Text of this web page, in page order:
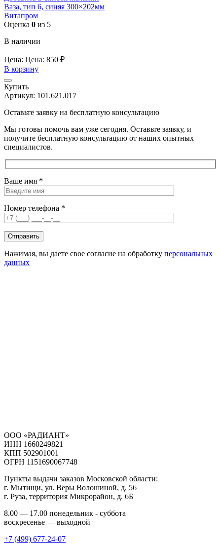
Ваза, тип 6, синяя 300×202мм
Витапром
Оценка 0 из 5
В наличии
Цена: Цена: 850 ₽
В корзину
Купить
Артикул: 101.621.017
Оставьте заявку на бесплатную консультацию
Мы готовы помочь вам уже сегодня. Оставьте заявку, и
получите бесплатную консультацию от наших опытных
специалистов.
Ваше имя *
Номер телефона *
Нажимая, вы даете свое согласие на обработку персональных
данных
ООО «РАДИАНТ»
ИНН 1660249821
КПП 502901001
ОГРН 1151690067748
Пункты выдачи заказов Московской области:
г. Мытищи, ул. Веры Волошиной, д. 56
г. Руза, территория Микрорайон, д. 6Б
8.00 — 17.00 понедельник - суббота
воскресенье — выходной
+7 (499) 677-24-07